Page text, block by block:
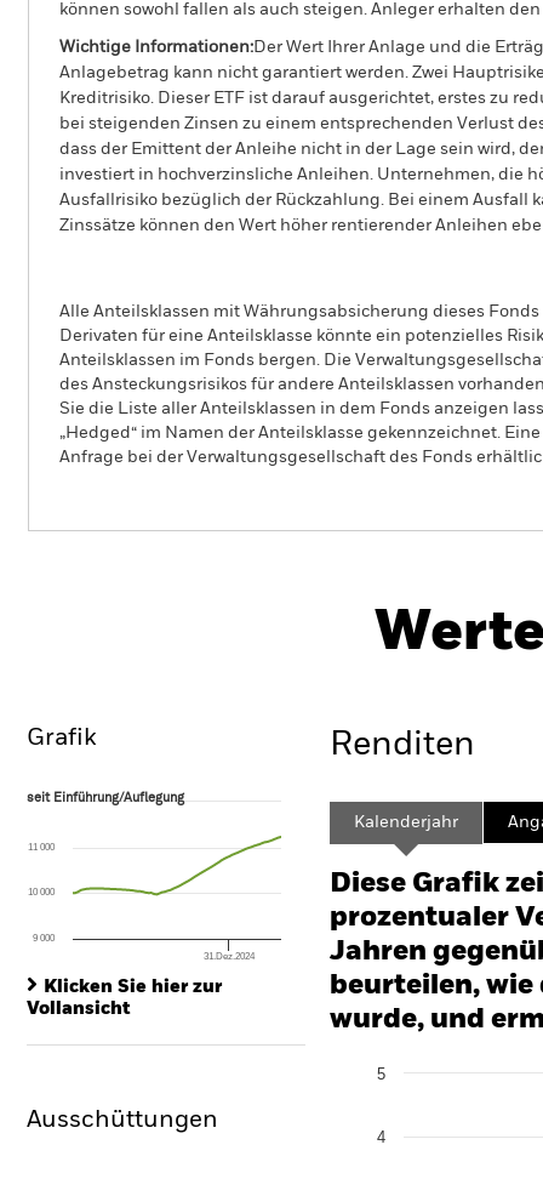
können sowohl fallen als auch steigen. Anleger erhalten
Wichtige Informationen:Der Wert Ihrer Anlage und die
Anlagebetrag kann nicht garantiert werden. Zwei
Kreditrisiko. Dieser ETF ist darauf ausgerichtet, erstes zu
bei steigenden Zinsen zu einem entsprechenden Verlust
dass der Emittent der Anleihe nicht in der Lage sein wird,
investiert in hochverzinsliche Anleihen. Unternehmen, die
Ausfallrisiko bezüglich der Rückzahlung. Bei einem Ausfall
Zinssätze können den Wert höher rentierender Anleihen
Alle Anteilsklassen mit Währungsabsicherung dieses
Derivaten für eine Anteilsklasse könnte ein potenzielles
Anteilsklassen im Fonds bergen. Die
des Ansteckungsrisikos für andere Anteilsklassen
Sie die Liste aller Anteilsklassen in dem Fonds anzeigen
„Hedged“ im Namen der Anteilsklasse gekennzeichnet.
Anfrage bei der Verwaltungsgesellschaft des Fonds
Grafik
seit Einführung/Auflegung
The chart has 1 X axis displaying Time. Range: 2020-03-01 00:00:00 to
The chart has 1 Y axis displaying values. Range: -10 to 20.
seit Einführung/Auflegung
31.Dez.2024
9 000
10 000
11 000
Klicken Sie hier zur
Vollansicht
Ausschüttungen
Renditen
Kalenderjahr
Diese Grafik
prozentualer
Jahren
beurteilen,
wurde, und
Bar chart with 2 data
4
5